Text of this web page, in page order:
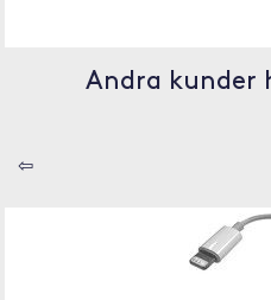
Andra kunder
⇦